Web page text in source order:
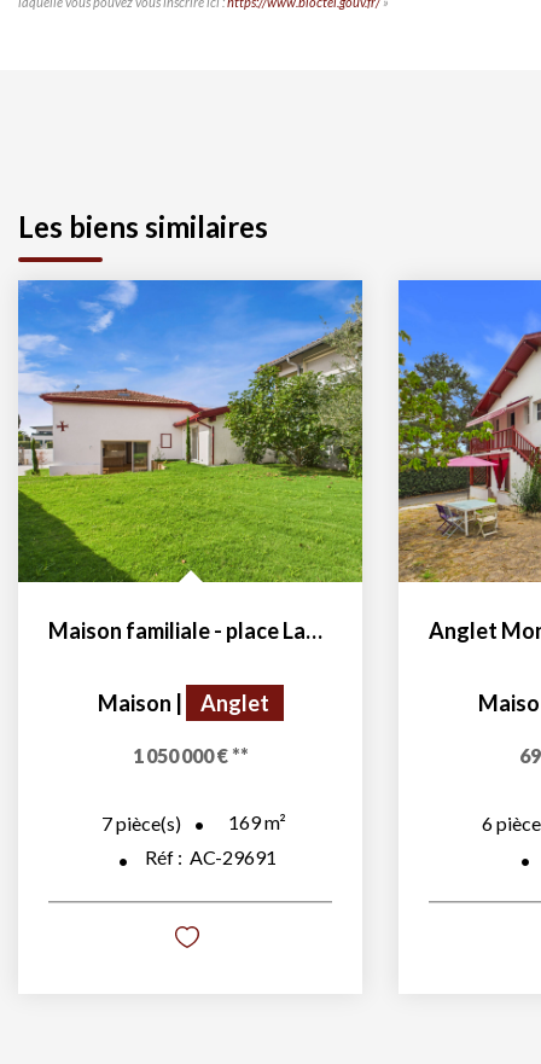
Les biens similaires
Maison familiale - place Lamothe
Maison Anglet
1 050 000 €**
7pièce(s) 169m²
Réf : AC-29691
6